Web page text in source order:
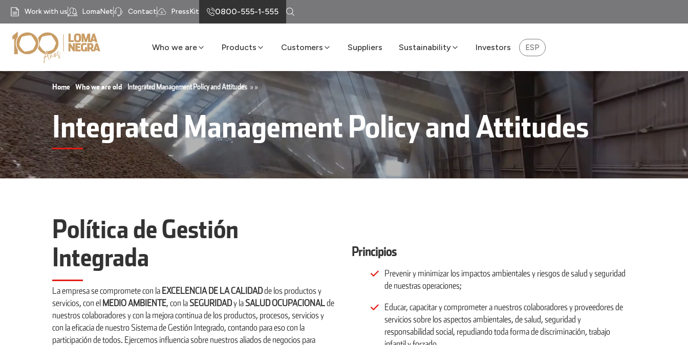
Work with us LomaNet Contact PressKit 0800-555-1-555
Who we are
Our History
Business units
Mission
Our Purpose
Compliance
Recycomb
Products
Cement
Lime
Masonry
Concrete
Aggregates
Customers
Loma Atiende
Delivery Services
Consulting and Technical Center
Points of Sale
Suppliers Sustainability
Sustainability Report 2025
Boost Program
Investors ESP
Home »
Who we are old »
Integrated Management Policy and Attitudes
Integrated Management Policy and Attitudes
Política de Gestión
Integrada
La empresa se compromete con laEXCELENCIA DE LA CALIDADde los productos y
servicios, con elMEDIOAMBIENTE, con laSEGURIDADy laSALUD OCUPACIONALde
nuestros colaboradores y con la mejora continua de los productos, procesos, servicios y
con la eficacia de nuestro Sistema de Gestión Integrado, contando para eso con la
participación de todos. Ejercemos influencia sobre nuestros aliados de negocios para
Principios
Prevenir y minimizar los impactos ambientales y riesgos de salud y seguridad
de nuestras operaciones;
Educar, capacitar y comprometer a nuestros colaboradores y proveedores de
servicios sobre los aspectos ambientales, de salud, seguridad y
responsabilidad social, repudiando toda forma de discriminación, trabajo